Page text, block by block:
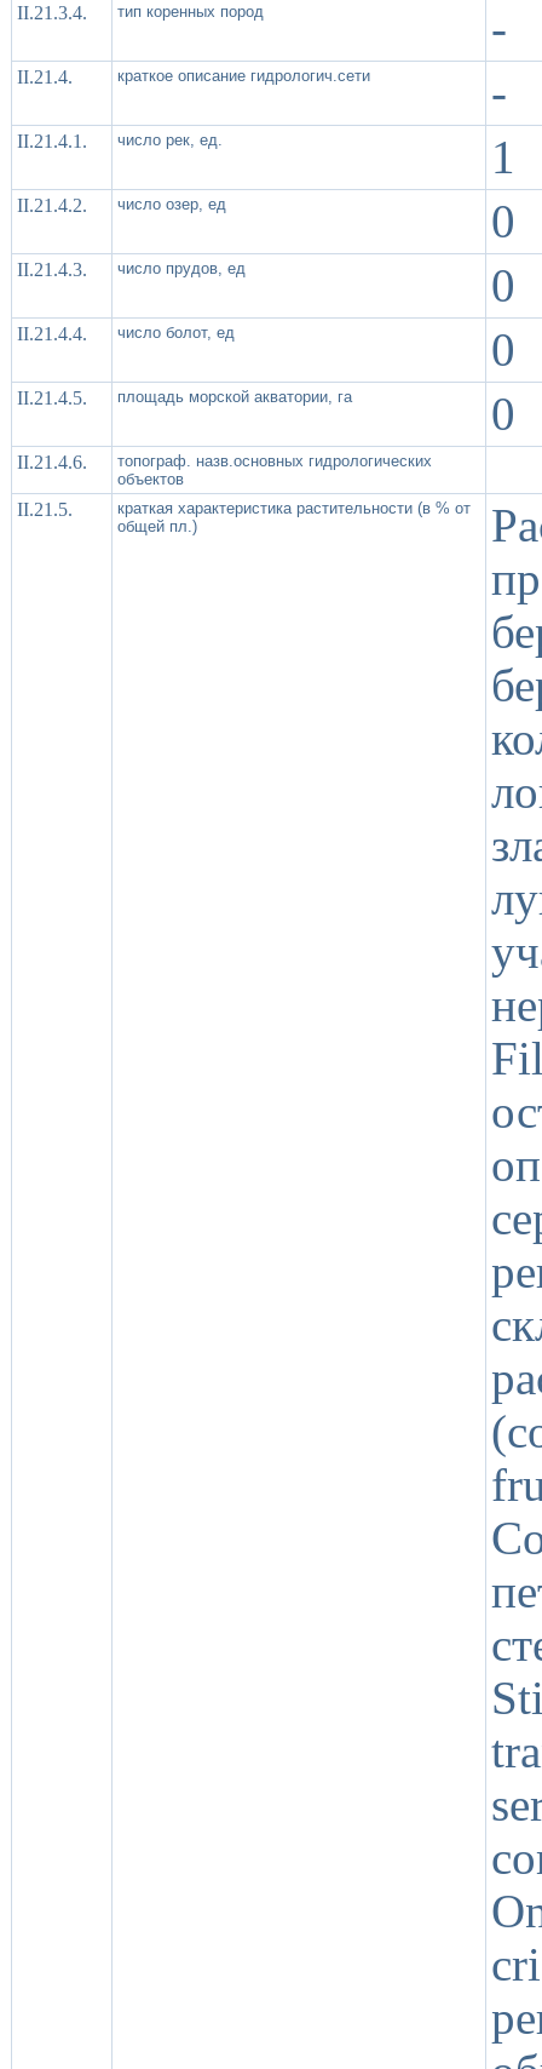
II.21.3.4. тип коренных пород -
II.21.4. краткое описание гидрологич.сети -
II.21.4.1. число рек, ед. 1
II.21.4.2. число озер, ед 0
II.21.4.3. число прудов, ед 0
II.21.4.4. число болот, ед 0
II.21.4.5. площадь морской акватории, га 0
II.21.4.6.
топограф. назв.основных гидрологических
объектов
II.21.5.
краткая характеристика растительности (в % от
общей пл.)